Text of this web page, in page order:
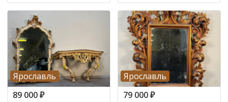
Ярославль
89 000₽
Ярославль
79 000₽